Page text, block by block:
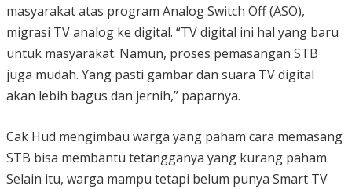
masyarakat atas program Analog Switch Off (ASO),
migrasi TV analog ke digital. “TV digital ini hal yang baru
untuk masyarakat. Namun, proses pemasangan STB
juga mudah. Yang pasti gambar dan suara TV digital
akan lebih bagus dan jernih,” paparnya.
Cak Hud mengimbau warga yang paham cara memasang
STB bisa membantu tetangganya yang kurang paham.
Selain itu, warga mampu tetapi belum punya Smart TV